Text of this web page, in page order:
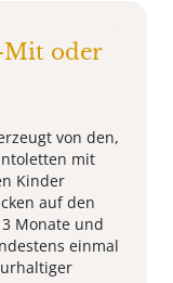
Mit oder
von den,
mit
Kinder
auf den
Monate und
einmal